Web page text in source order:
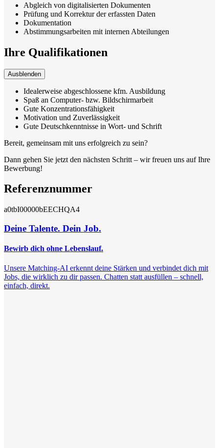
Abgleich von digitalisierten Dokumenten
Prüfung und Korrektur der erfassten Daten
Dokumentation
Abstimmungsarbeiten mit internen Abteilungen
Ihre Qualifikationen
Ausblenden
Idealerweise abgeschlossene kfm. Ausbildung
Spaß an Computer- bzw. Bildschirmarbeit
Gute Konzentrationsfähigkeit
Motivation und Zuverlässigkeit
Gute Deutschkenntnisse in Wort- und Schrift
Bereit, gemeinsam mit uns erfolgreich zu sein?
Dann gehen Sie jetzt den nächsten Schritt – wir freuen uns auf Ihre
Bewerbung!
Referenznummer
a0tbI00000bEECHQA4
Deine Talente. Dein Job.
Bewirb dich ohne Lebenslauf.
Unsere Matching-AI erkennt deine Stärken und verbindet dich mit
Jobs, die wirklich zu dir passen. Chatten statt ausfüllen – schnell,
einfach, direkt.